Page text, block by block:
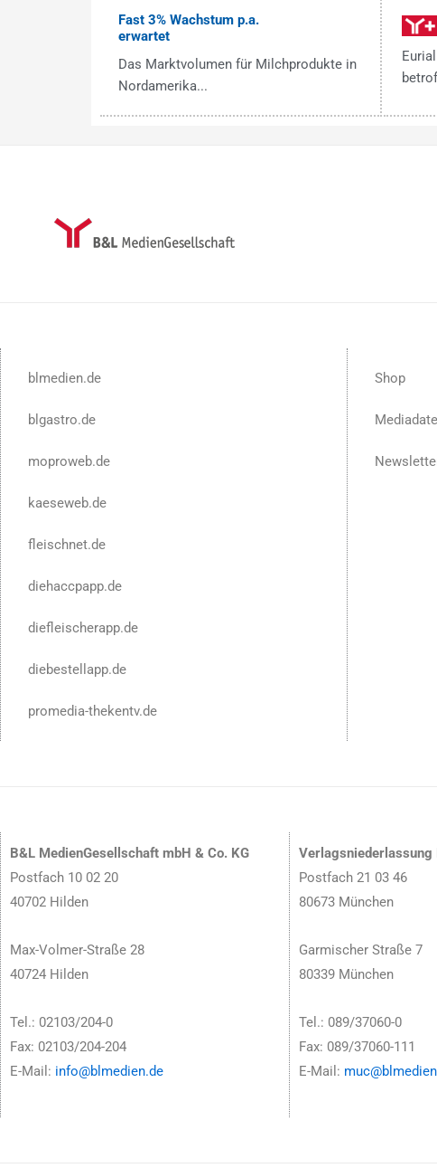
Fast 3% Wachstum p.a.
erwartet
Das Marktvolumen für Milchprodukte in
Nordamerika...
blmedien.de
blgastro.de
moproweb.de
kaeseweb.de
fleischnet.de
diehaccpapp.de
diefleischerapp.de
diebestellapp.de
promedia-thekentv.de
Shop
B&L MedienGesellschaft mbH & Co. KG
Postfach 10 02 20
40702 Hilden
Max-Volmer-Straße 28
40724 Hilden
Tel.: 02103/204-0
Fax: 02103/204-204
E-Mail: info@blmedien.de
Verlagsniederlassung
Postfach 21 03 46
80673 München
Garmischer Straße 7
80339 München
Tel.: 089/37060-0
Fax: 089/37060-111
E-Mail: